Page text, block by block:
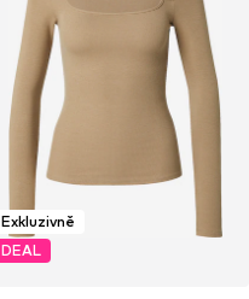
Exkluzivně
DEAL